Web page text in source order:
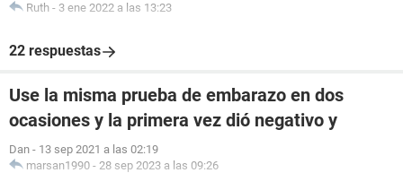
Ruth - 3 ene 2022 a las 13:23
22 respuestas
Use la misma prueba de embarazo en dos
ocasiones y la primera vez dió negativo y
Dan - 13 sep 2021 a las 02:19
marsan1990 - 28 sep 2023 a las 09:26